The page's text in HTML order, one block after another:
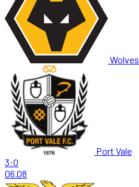
Wolves
Port Vale
3:0
06.08